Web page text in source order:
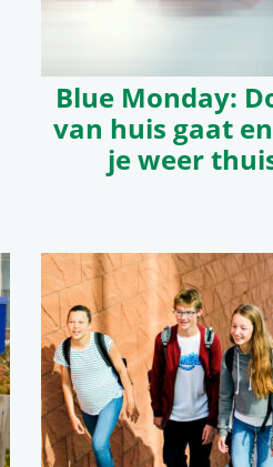
Blue Monday:
van huis gaat
je weer